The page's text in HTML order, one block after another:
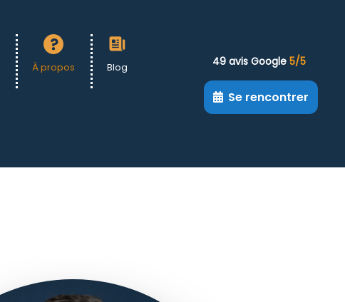
À propos Blog 49 avis Google 5/5
Se rencontrer